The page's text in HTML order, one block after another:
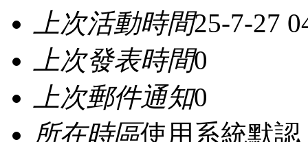
上次活動時間25-7-27
上次發表時間0
上次郵件通知0
所在時區使用系統默認